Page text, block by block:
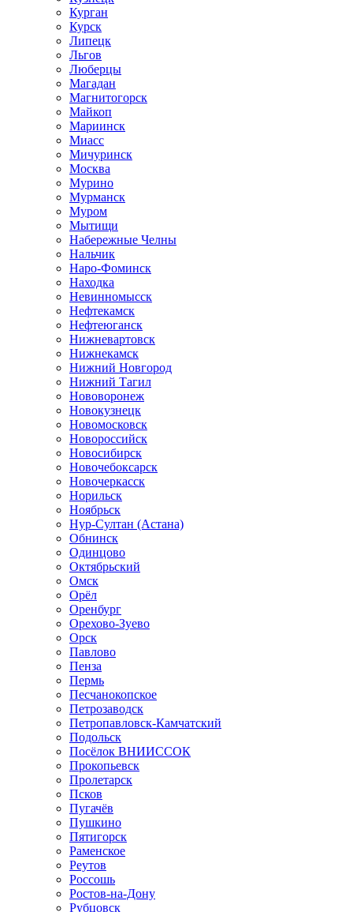
Курган
Курск
Липецк
Льгов
Люберцы
Магадан
Магнитогорск
Майкоп
Мариинск
Миасс
Мичуринск
Москва
Мурино
Мурманск
Муром
Мытищи
Набережные Челны
Нальчик
Наро-Фоминск
Находка
Невинномысск
Нефтекамск
Нефтеюганск
Нижневартовск
Нижнекамск
Нижний Новгород
Нижний Тагил
Нововоронеж
Новокузнецк
Новомосковск
Новороссийск
Новосибирск
Новочебоксарск
Новочеркасск
Норильск
Ноябрьск
Нур-Султан (Астана)
Обнинск
Одинцово
Октябрьский
Омск
Орёл
Оренбург
Орехово-Зуево
Орск
Павлово
Пенза
Пермь
Песчанокопское
Петрозаводск
Петропавловск-Камчатский
Подольск
Посёлок ВНИИССОК
Прокопьевск
Пролетарск
Псков
Пугачёв
Пушкино
Пятигорск
Раменское
Реутов
Россошь
Ростов-на-Дону
Рубцовск